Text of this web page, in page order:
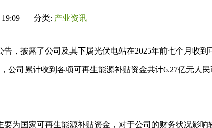
| 分类: 产业资讯
，披露了公司及其下属光伏电站在2025年前七个月收到
公司累计收到各项可再生能源补贴资金共计6.27亿元人
为国家可再生能源补贴资金，对于公司的财务状况影响